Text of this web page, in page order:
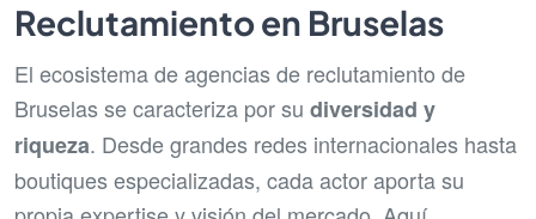
Reclutamiento en Bruselas
El ecosistema de agencias de reclutamiento de
Bruselas se caracteriza por su diversidad y
riqueza. Desde grandes redes internacionales hasta
boutiques especializadas, cada actor aporta su